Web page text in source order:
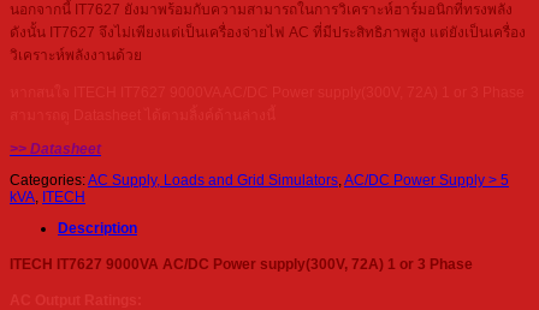
นอกจากนี้ IT7627 ยังมาพร้อมกับความสามารถในการวิเคราะห์ฮาร์มอนิกที่ทรงพลัง
ดังนั้น IT7627 จึงไม่เพียงแต่เป็นเครื่องจ่ายไฟ AC ที่มีประสิทธิภาพสูง แต่ยังเป็นเครื่อง
วิเคราะห์พลังงานด้วย
>> Datasheet
Categories:AC Supply, Loads and Grid Simulators,AC/DC Power Supply > 5
kVA, ITECH
Description
ITECH IT7627 9000VA AC/DC Power supply(300V, 72A) 1 or 3 Phase